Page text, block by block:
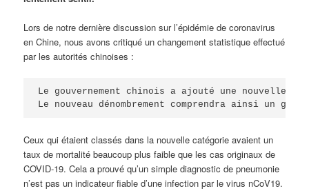
Lors de notre dernière discussion sur l’épidémie de coronavirus
en Chine, nous avons critiqué un changement statistique effectué
par les autorités chinoises :
Le gouvernement chinois a ajouté une nouvelle
Le nouveau dénombrement comprendra ainsi un
Ceux qui étaient classés dans la nouvelle catégorie avaient un
taux de mortalité beaucoup plus faible que les cas originaux de
COVID-19. Cela a prouvé qu’un simple diagnostic de pneumonie
n’est pas un indicateur fiable d’une infection par le virus nCoV19.